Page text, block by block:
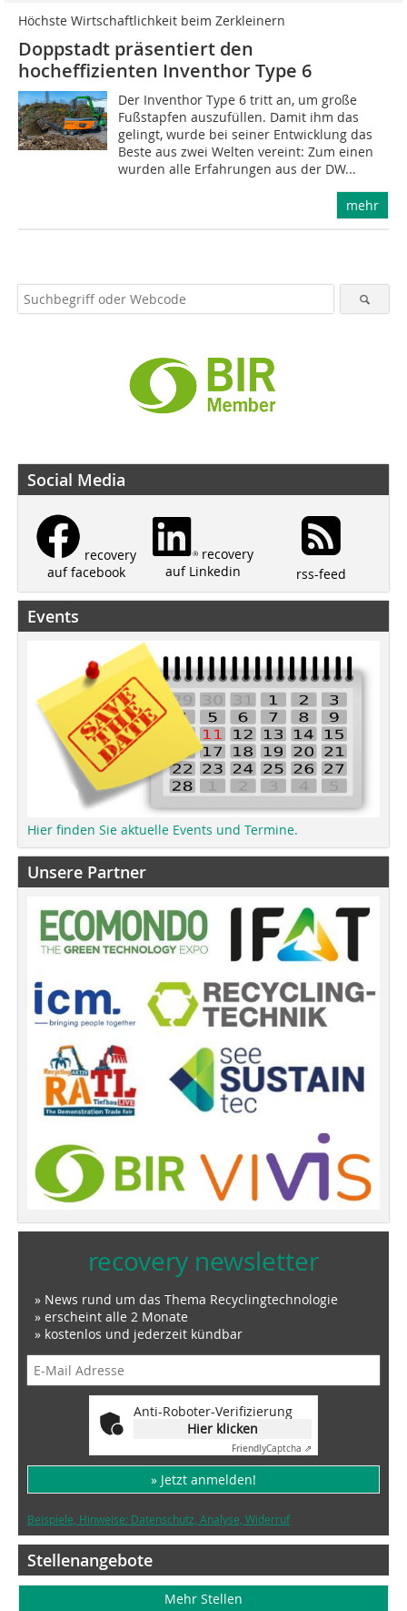
Höchste Wirtschaftlichkeit beim Zerkleinern
Doppstadt präsentiert den
hocheffizienten Inventhor Type 6
Der Inventhor Type 6 tritt an, um große
Fußstapfen auszufüllen. Damit ihm das
gelingt, wurde bei seiner Entwicklung das
Beste aus zwei Welten vereint: Zum einen
wurden alle Erfahrungen aus der DW...
mehr
Social Media
recovery
auf facebook
recovery
auf Linkedin
rss-feed
Events
Hier finden Sie aktuelle Events und Termine.
Unsere Partner
recovery newsletter
» News rund um das Thema Recyclingtechnologie
» erscheint alle 2 Monate
» kostenlos und jederzeit kündbar
Anti-Roboter-Verifizierung
Hier klicken
FriendlyCaptcha ⇗
» Jetzt anmelden!
Beispiele, Hinweise: Datenschutz, Analyse, Widerruf
Stellenangebote
Mehr Stellen